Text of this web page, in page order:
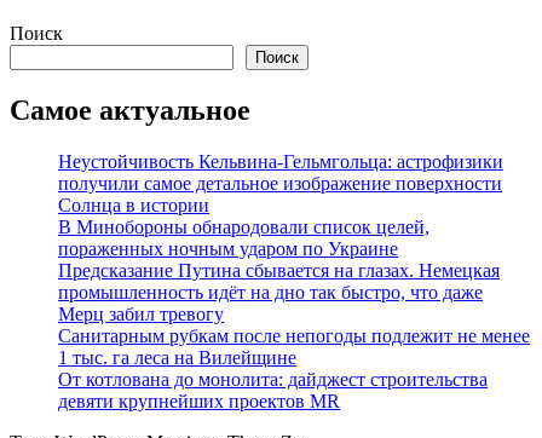
Поиск
Поиск
Самое актуальное
Неустойчивость Кельвина-Гельмгольца: астрофизики
получили самое детальное изображение поверхности
Солнца в истории
В Минобороны обнародовали список целей,
пораженных ночным ударом по Украине
Предсказание Путина сбывается на глазах. Немецкая
промышленность идёт на дно так быстро, что даже
Мерц забил тревогу
Санитарным рубкам после непогоды подлежит не менее
1 тыс. га леса на Вилейщине
От котлована до монолита: дайджест строительства
девяти крупнейших проектов MR